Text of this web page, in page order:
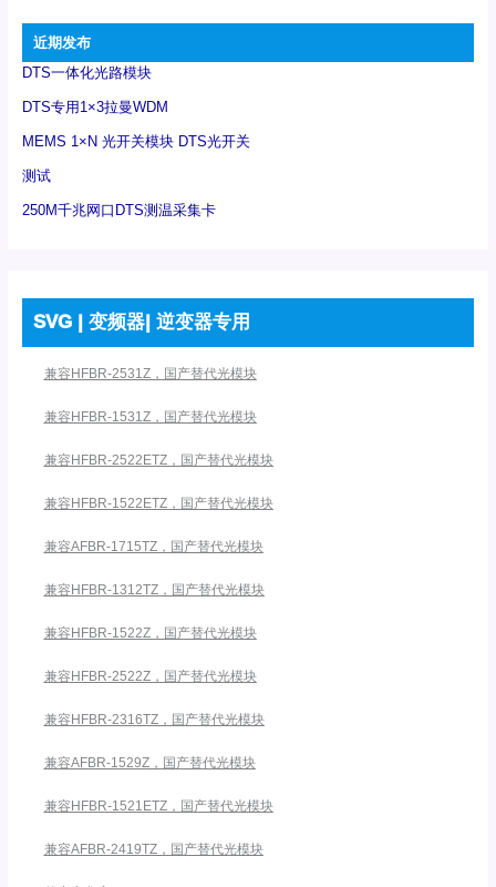
近期发布
DTS一体化光路模块
DTS专用1×3拉曼WDM
MEMS 1×N 光开关模块 DTS光开关
测试
250M千兆网口DTS测温采集卡
SVG | 变频器| 逆变器专用
兼容HFBR-2531Z，国产替代光模块
兼容HFBR-1531Z，国产替代光模块
兼容HFBR-2522ETZ，国产替代光模块
兼容HFBR-1522ETZ，国产替代光模块
兼容AFBR-1715TZ，国产替代光模块
兼容HFBR-1312TZ，国产替代光模块
兼容HFBR-1522Z，国产替代光模块
兼容HFBR-2522Z，国产替代光模块
兼容HFBR-2316TZ，国产替代光模块
兼容AFBR-1529Z，国产替代光模块
兼容HFBR-1521ETZ，国产替代光模块
兼容AFBR-2419TZ，国产替代光模块